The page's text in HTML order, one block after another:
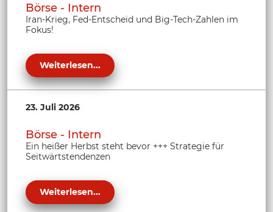
Börse - Intern
Iran-Krieg, Fed-Entscheid und Big-Tech-Zahlen im
Fokus!
Weiterlesen...
23. Juli 2026
Börse - Intern
Ein heißer Herbst steht bevor +++ Strategie für
Seitwärtstendenzen
Weiterlesen...